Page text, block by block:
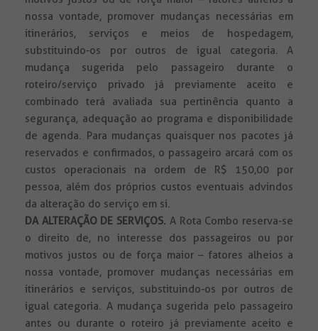
nossa vontade, promover mudanças necessárias em
itinerários, serviços e meios de hospedagem,
substituindo-os por outros de igual categoria. A
mudança sugerida pelo passageiro durante o
roteiro/serviço privado já previamente aceito e
combinado terá avaliada sua pertinência quanto a
segurança, adequação ao programa e disponibilidade
de agenda. Para mudanças quaisquer nos pacotes já
reservados e confirmados, o passageiro arcará com os
custos operacionais na ordem de R$ 150,00 por
pessoa, além dos próprios custos eventuais advindos
da alteração do serviço em si.
DA ALTERAÇÃO DE SERVIÇOS. A Rota Combo reserva-se
o direito de, no interesse dos passageiros ou por
motivos justos ou de força maior – fatores alheios a
nossa vontade, promover mudanças necessárias em
itinerários e serviços, substituindo-os por outros de
igual categoria. A mudança sugerida pelo passageiro
antes ou durante o roteiro já previamente aceito e